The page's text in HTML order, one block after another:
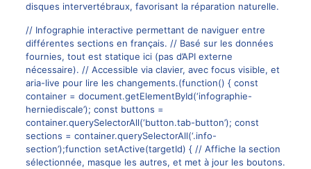
disques intervertébraux, favorisant la réparation naturelle.
// Infographie interactive permettant de naviguer entre
différentes sections en français. // Basé sur les données
fournies, tout est statique ici (pas d’API externe
nécessaire). // Accessible via clavier, avec focus visible, et
aria-live pour lire les changements.(function() { const
container = document.getElementById(‘infographie-
herniediscale’); const buttons =
container.querySelectorAll(‘button.tab-button’); const
sections = container.querySelectorAll(‘.info-
section’);function setActive(targetId) { // Affiche la section
sélectionnée, masque les autres, et met à jour les boutons.